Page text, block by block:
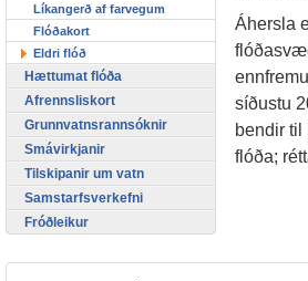
Áhersla
síðustu
bendir
flóða;
Líkangerð af farvegum
Flóðakort
Eldri flóð
Hættumat flóða
Afrennsliskort
Grunnvatnsrannsóknir
Smávirkjanir
Tilskipanir um vatn
Samstarfsverkefni
Fróðleikur